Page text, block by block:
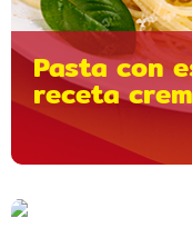
Pasta con
receta